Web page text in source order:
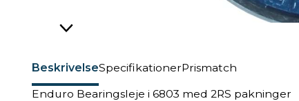
BeskrivelseSpecifikationerPrismatch
Enduro Bearingsleje i 6803 med 2RS pakninger